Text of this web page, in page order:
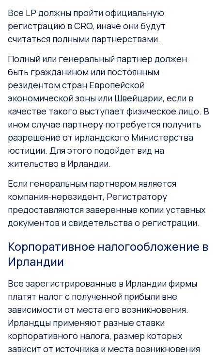
Все LP должны пройти официальную
регистрацию в CRO, иначе они будут
считаться полными партнерствами.
Полный или генеральный партнер должен
быть гражданином или постоянным
резидентом стран Европейской
экономической зоны или Швейцарии, если в
качестве такого выступает физическое лицо. В
ином случае партнеру потребуется получить
разрешение от ирландского Министерства
юстиции. Для этого подойдет вид на
жительство в Ирландии.
Если генеральным партнером является
компания-нерезидент, Регистратору
предоставляются заверенные копии уставных
документов и свидетельства о регистрации.
Корпоративное налогообложение в
Ирландии
Все зарегистрированные в Ирландии фирмы
платят налог с полученной прибыли вне
зависимости от места его возникновения.
Ирландцы применяют разные ставки
корпоративного налога, размер которых
зависит от источника и места возникновения